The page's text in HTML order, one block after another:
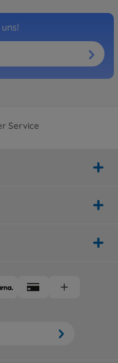
Shop
Service
ab 25€